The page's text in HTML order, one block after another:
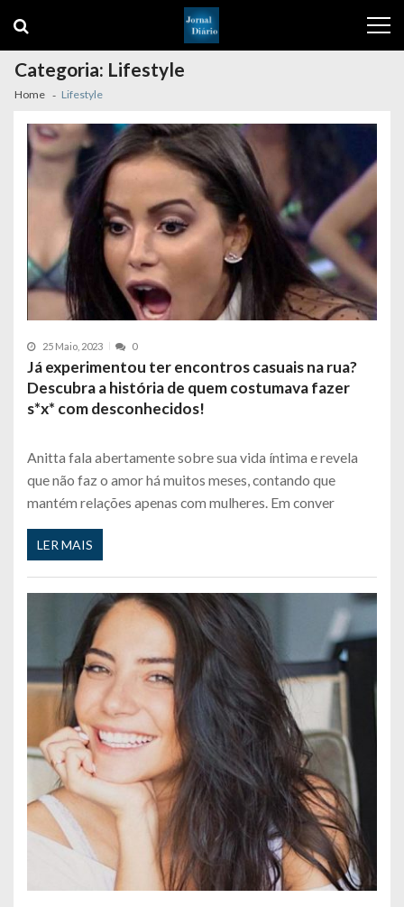
navigation
content
Categoria: Lifestyle
Home Lifestyle
25 Maio, 2023 0
Já experimentou ter encontros casuais na rua?
Descubra a história de quem costumava fazer
s*x* com desconhecidos!
Anitta fala abertamente sobre sua vida íntima e revela
que não faz o amor há muitos meses, contando que
mantém relações apenas com mulheres. Em conver
LER MAIS